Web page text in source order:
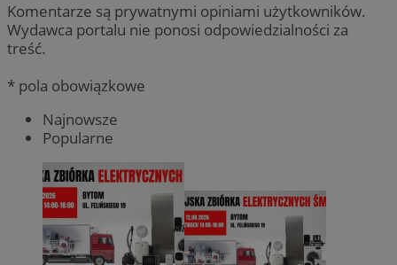
Komentarze są prywatnymi opiniami użytkowników.
Wydawca portalu nie ponosi odpowiedzialności za
treść.
* pola obowiązkowe
Najnowsze
Popularne